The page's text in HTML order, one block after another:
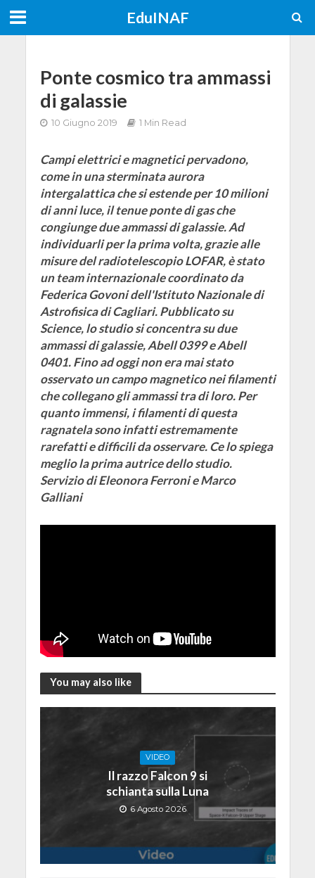
EduINAF
Ponte cosmico tra ammassi
di galassie
10 Giugno 2019 1 Min Read
Campi elettrici e magnetici pervadono,
come in una sterminata aurora
intergalattica che si estende per 10 milioni
di anni luce, il tenue ponte di gas che
congiunge due ammassi di galassie. Ad
individuarli per la prima volta, grazie alle
misure del radiotelescopio LOFAR, è stato
un team internazionale coordinato da
Federica Govoni dell'Istituto Nazionale di
Astrofisica di Cagliari. Pubblicato su
Science, lo studio si concentra su due
ammassi di galassie, Abell 0399 e Abell
0401. Fino ad oggi non era mai stato
osservato un campo magnetico nei filamenti
che collegano gli ammassi tra di loro. Per
quanto immensi, i filamenti di questa
ragnatela sono infatti estremamente
rarefatti e difficili da osservare. Ce lo spiega
meglio la prima autrice dello studio.
Servizio di Eleonora Ferroni e Marco
Galliani
You may also like
VIDEO
Il razzo Falcon 9 si
schianta sulla Luna
6 Agosto 2026